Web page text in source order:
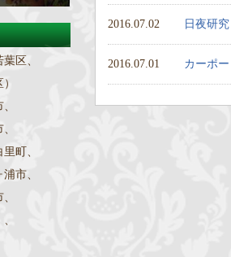
2016.07.02 日夜研
2016.07.01 カーポ
区、
町、
市、